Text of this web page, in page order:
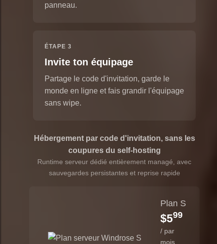
panneau.
ÉTAPE 3
Invite ton équipage
Partage le code d'invitation, garde le
monde en ligne et fais grandir l'équipage
sans wipe.
Hébergement par code d'invitation, sans les
coupures du self-hosting
Runtime serveur dédié entièrement managé, avec
sauvegardes persistantes et reprise rapide
Plan S
$599
/ par
mois